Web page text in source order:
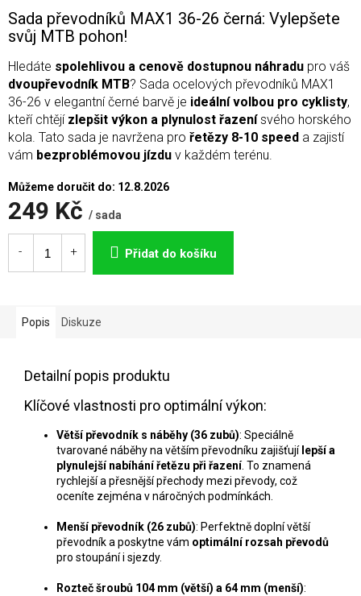
249 Kč / sada
Měrná
cena:
Můžeme doručit do: 12.8.2026
Přidat do košíku
Sada převodníků MAX1 36-26 černá: Vylepšete
svůj MTB pohon!
Hledáte spolehlivou a cenově dostupnou náhradu pro váš
dvoupřevodník MTB? Sada ocelových převodníků MAX1
36-26 v elegantní černé barvě je ideální volbou pro cyklisty,
kteří chtějí zlepšit výkon a plynulost řazenísvého horského
kola. Tato sada je navržena pro řetězy 8-10 speed a zajistí
vám bezproblémovou jízdu v každém terénu.
Popis Diskuze
Detailní popis produktu
Klíčové vlastnosti pro optimální výkon:
Větší převodník s náběhy (36 zubů): Speciálně
tvarované náběhy na větším převodníku zajišťují lepší a
plynulejší nabíhání řetězu při řazení. To znamená
rychlejší a přesnější přechody mezi převody, což
oceníte zejména v náročných podmínkách.
Menší převodník (26 zubů): Perfektně doplní větší
převodník a poskytne vám optimální rozsah převodů
pro stoupání i sjezdy.
Rozteč šroubů 104 mm (větší) a 64 mm (menší):